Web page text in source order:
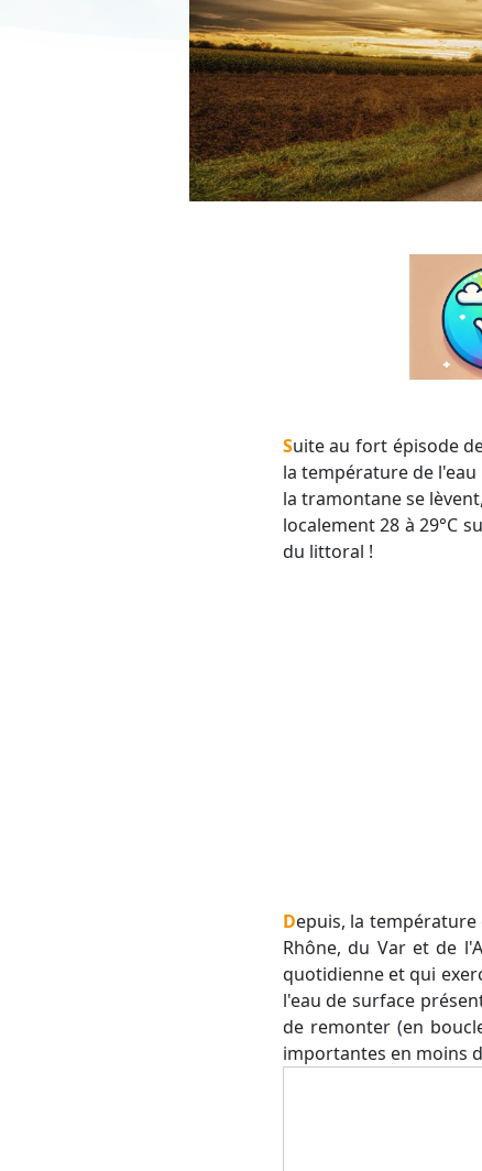
Suite au fort épisode de canicule qu'ont connu les régions Méditerranéennes entre la fin juin et début juillet,
la température de
la tramontane se
localement 28 à 29°C
du littoral !
Depuis, la température de l'eau de mer s'est légèrement abaissée, notamment sur le littoral des Bouches-du-
Rhône, du Var et de
quotidienne et qui
l'eau de surface
de remonter (en
importantes en moins